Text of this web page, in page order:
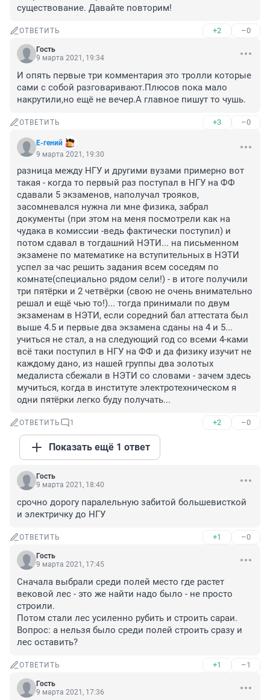
существование. Давайте повторим!
ОТВЕТИТЬ +2 –0
Гость
9 марта 2021, 19:34
И опять первые три комментария это тролли которые
сами с собой разговаривают.Плюсов пока мало
накрутили,но ещё не вечер.А главное пишут то чушь.
ОТВЕТИТЬ +3 –0
Е-гений
9 марта 2021, 19:30
разница между НГУ и другими вузами примерно вот
такая - когда то первый раз поступал в НГУ на ФФ
сдавали 5 экзаменов, наполучал трояков,
засомневался нужна ли мне физика, забрал
документы (при этом на меня посмотрели как на
чудака в комиссии -ведь фактически поступил) и
потом сдавал в тогдашний НЭТИ... на письменном
экзамене по математике на вступительных в НЭТИ
успел за час решить задания всем соседям по
комнате(специально рядом сели!) - в итоге получили
три пятёрки и 2 четвёрки (свою не очень внимательно
решал и ещё чью то!)... тогда принимали по двум
экзаменам в НЭТИ, если соредний бал аттестата был
выше 4.5 и первые два экзамена сданы на 4 и 5...
учиться не стал, а на следующий год со всеми 4-ками
всё таки поступил в НГУ на ФФ и да физику изучит не
каждому дано, из нашей группы два золотых
медалиста сбежали в НЭТИ со словами - зачем здесь
мучиться, когда в институте электротехническом я
одни пятёрки легко буду получать...
ОТВЕТИТЬ 1 +2 –0
Показать ещё 1 ответ
Гость
9 марта 2021, 18:40
срочно дорогу паралельную забитой большевисткой
и электричку до НГУ
ОТВЕТИТЬ +1 –0
Гость
9 марта 2021, 17:45
Сначала выбрали среди полей место где растет
вековой лес - это же найти надо было - не просто
строили.
Потом стали лес усиленно рубить и строить сараи.
Вопрос: а нельзя было среди полей строить сразу и
лес оставить?
ОТВЕТИТЬ +1 –1
Гость
9 марта 2021, 17:36